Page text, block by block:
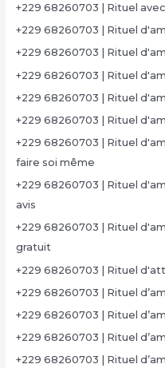
+229 68260703 | Rituel
+229 68260703 | Rituel
+229 68260703 | Rituel
+229 68260703 | Rituel
+229 68260703 | Rituel
+229 68260703 | Rituel
+229 68260703 | Rituel
faire soi même
+229 68260703 | Rituel
avis
+229 68260703 | Rituel
gratuit
+229 68260703 | Rituel
+229 68260703 | Rituel
+229 68260703 | Rituel
+229 68260703 | Rituel
+229 68260703 | Rituel